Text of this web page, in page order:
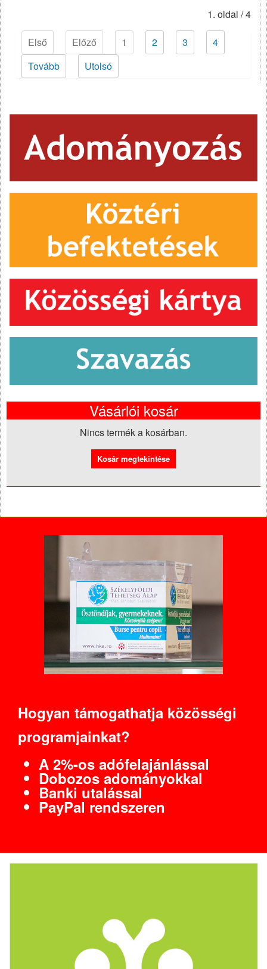
1. oldal / 4
Első Előző 1 2 3
4
Tovább
Utolsó
Vásárlói kosár
Nincs termék a kosárban.
Hogyan támogathatja közösségi
programjainkat?
A 2%-os adófelajánlással
Dobozos adományokkal
Banki utalással
PayPal rendszeren